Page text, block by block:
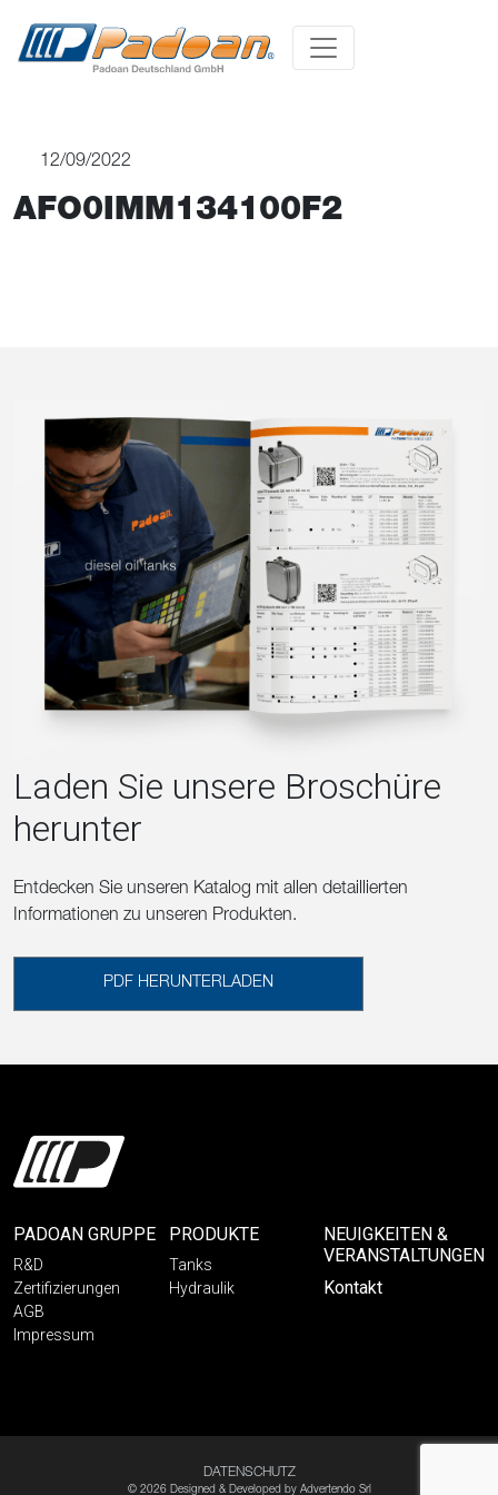
12/09/2022
AFO0IMM134100F2
Laden Sie unsere Broschüre
herunter
Entdecken Sie unseren Katalog mit allen detaillierten
Informationen zu unseren Produkten.
PDF HERUNTERLADEN
PADOAN GRUPPE
R&D
Zertifizierungen
AGB
Impressum
PRODUKTE
Tanks
Hydraulik
NEUIGKEITEN &
VERANSTALTUNGEN
Kontakt
DATENSCHUTZ
© 2026 Designed & Developed by Advertendo Srl